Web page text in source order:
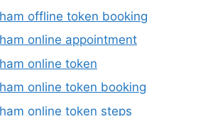
offline token booking
online appointment
online token
online token booking
online token steps